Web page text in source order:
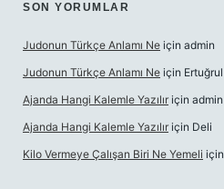
SON YORUMLAR
Judonun Türkçe Anlamı Ne için admin
Judonun Türkçe Anlamı Ne için Ertuğrul
Ajanda Hangi Kalemle Yazılır için admin
Ajanda Hangi Kalemle Yazılır için Deli
Kilo Vermeye Çalışan Biri Ne Yemeli için